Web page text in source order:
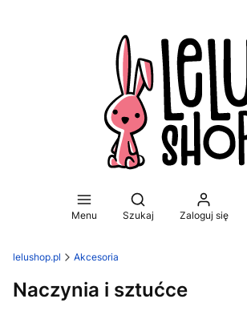
Menu
Otwórz wyszukiwarkę
Szukaj Zaloguj się
lelushop.pl Akcesoria
Naczynia i sztućce